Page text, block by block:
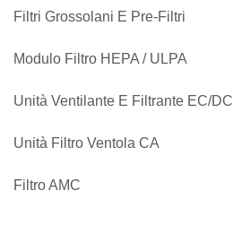
Filtri Grossolani E Pre-Filtri
Modulo Filtro HEPA / ULPA
Unità Ventilante E Filtrante EC/DC
Unità Filtro Ventola CA
Filtro AMC